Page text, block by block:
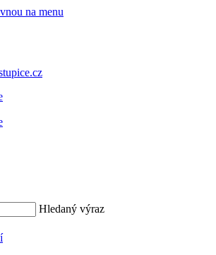
na menu
Hledaný výraz